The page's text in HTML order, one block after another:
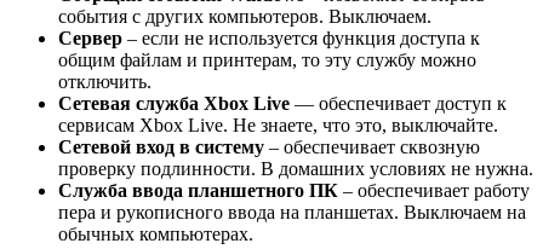
события с других компьютеров. Выключаем.
Сервер – если не используется функция доступа к
общим файлам и принтерам, то эту службу можно
отключить.
Сетевая служба Xbox Live — обеспечивает доступ к
сервисам Xbox Live. Не знаете, что это, выключайте.
Сетевой вход в систему – обеспечивает сквозную
проверку подлинности. В домашних условиях не нужна.
Служба ввода планшетного ПК – обеспечивает работу
пера и рукописного ввода на планшетах. Выключаем на
обычных компьютерах.